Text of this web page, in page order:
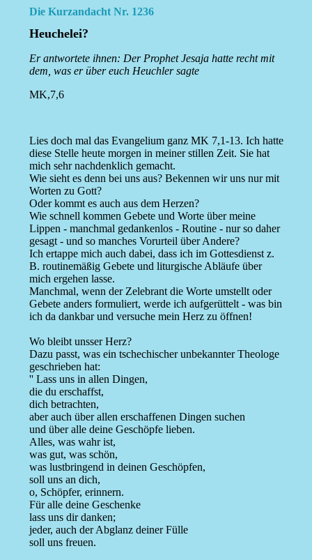
Die Kurzandacht Nr. 1236
Heuchelei?
Er antwortete ihnen: Der Prophet Jesaja hatte recht mit
dem, was er über euch Heuchler sagte
MK,7,6
Lies doch mal das Evangelium ganz MK 7,1-13. Ich hatte
diese Stelle heute morgen in meiner stillen Zeit. Sie hat
mich sehr nachdenklich gemacht.
Wie sieht es denn bei uns aus? Bekennen wir uns nur mit
Worten zu Gott?
Oder kommt es auch aus dem Herzen?
Wie schnell kommen Gebete und Worte über meine
Lippen - manchmal gedankenlos - Routine - nur so daher
gesagt - und so manches Vorurteil über Andere?
Ich ertappe mich auch dabei, dass ich im Gottesdienst z.
B. routinemäßig Gebete und liturgische Abläufe über
mich ergehen lasse.
Manchmal, wenn der Zelebrant die Worte umstellt oder
Gebete anders formuliert, werde ich aufgerüttelt - was bin
ich da dankbar und versuche mein Herz zu öffnen!
Wo bleibt unsser Herz?
Dazu passt, was ein tschechischer unbekannter Theologe
geschrieben hat:
'' Lass uns in allen Dingen,
die du erschaffst,
dich betrachten,
aber auch über allen erschaffenen Dingen suchen
und über alle deine Geschöpfe lieben.
Alles, was wahr ist,
was gut, was schön,
was lustbringend in deinen Geschöpfen,
soll uns an dich,
o, Schöpfer, erinnern.
Für alle deine Geschenke
lass uns dir danken;
jeder, auch der Abglanz deiner Fülle
soll uns freuen.